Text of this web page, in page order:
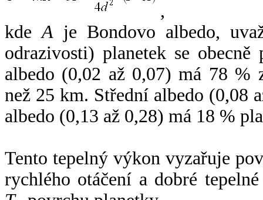
,
kdeA je Bondovo albedo,
odrazivosti) planetek se
albedo (0,02 až 0,07) má 78 %
než 25 km. Střední albedo (0,08
albedo (0,13 až 0,28) má 18 %
Tento tepelný výkon vyzařuje
rychlého otáčení a dobré